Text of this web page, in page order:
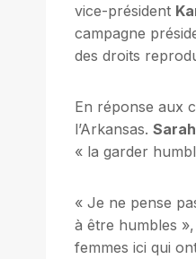
vice-président
campagne
des droits
En réponse aux
l’Arkansas.
« la garder
« Je ne pense
à être humbles
femmes ici qui